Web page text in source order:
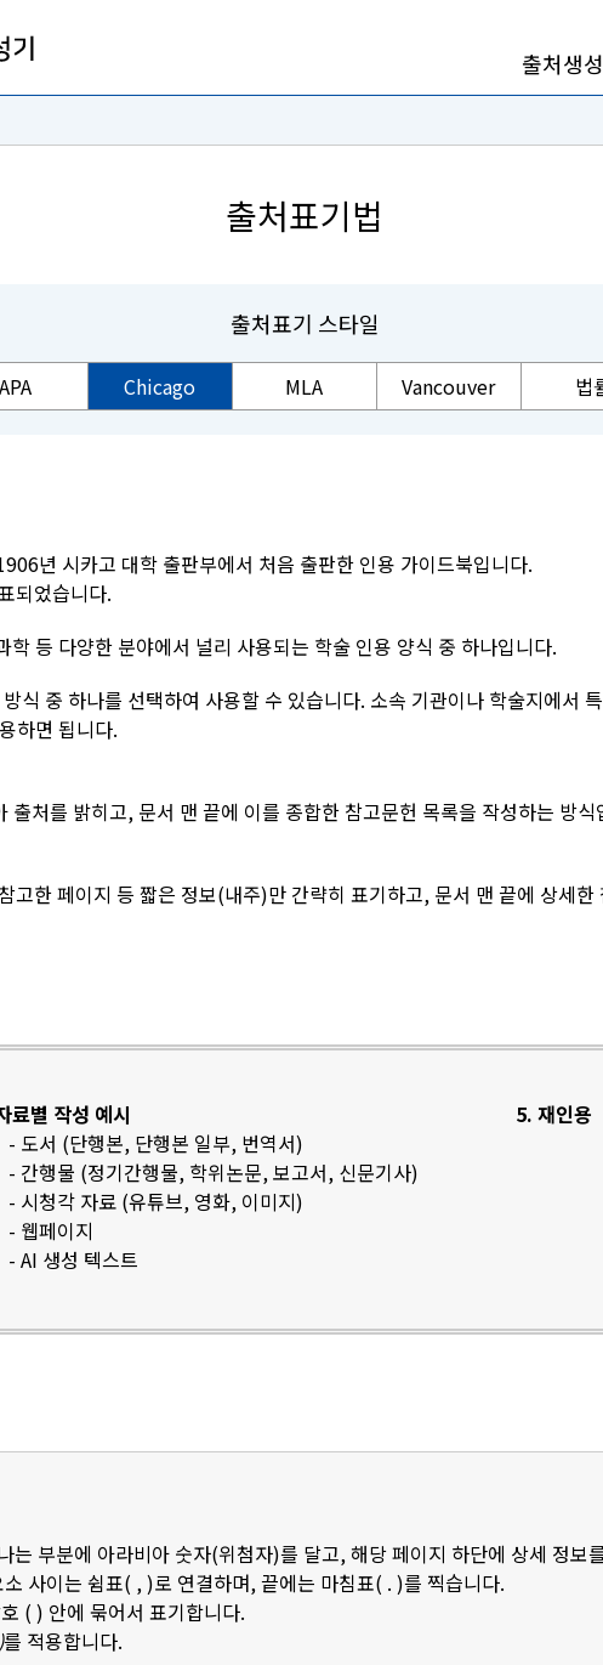
출처생
출처표기법
출처표기 스타일
APA Chicago MLA Vancouver 법
년 시카고 대학 출판부에서 처음 출판한 인용 가이드북입니다.
되었습니다.
등 다양한 분야에서 널리 사용되는 학술 인용 양식 중 하나입니다.
식 중 하나를 선택하여 사용할 수 있습니다. 소속 기관이나 학술지에서
하면 됩니다.
출처를 밝히고, 문서 맨 끝에 이를 종합한 참고문헌 목록을 작성하는 방식
고한 페이지 등 짧은 정보(내주)만 간략히 표기하고, 문서 맨 끝에 상세
료별 작성 예시
- 도서 (단행본, 단행본 일부, 번역서)
- 간행물 (정기간행물, 학위논문, 보고서, 신문기사)
- 시청각 자료 (유튜브, 영화, 이미지)
- 웹페이지
- AI 생성 텍스트
5. 재인용
는 부분에 아라비아 숫자(위첨자)를 달고, 해당 페이지 하단에 상세 정보
사이는 쉼표( , )로 연결하며, 끝에는 마침표( . )를 찍습니다.
( ) 안에 묶어서 표기합니다.
를 적용합니다.